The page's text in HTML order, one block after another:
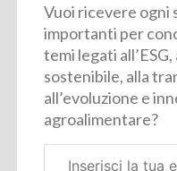
Vuoi ricevere ogni
importanti per
temi legati
sostenibile, alla
all’evoluzione e
agroalimentare?